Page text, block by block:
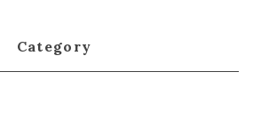
Category